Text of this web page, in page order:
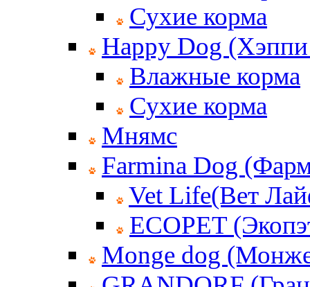
Сухие корма
Happy Dog
Влажные корма
Сухие корма
Мнямс
Farmina Dog
Vet Life(Вет
ECOPET
Monge dog